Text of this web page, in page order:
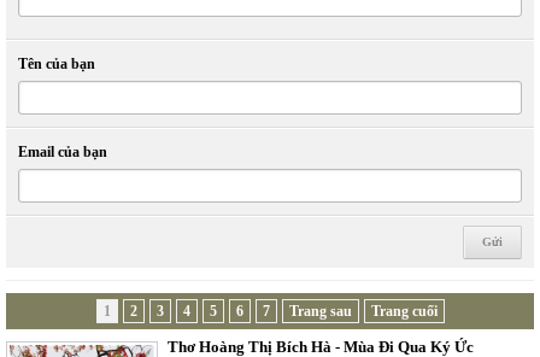
Tên của bạn
Email của bạn
1 2 3 4 5 6 7 Trang sau Trang cuối
Thơ Hoàng Thị Bích Hà - Mùa Đi Qua Ký Ức